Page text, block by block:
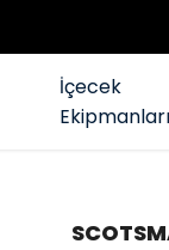
İçecek
Ekipmanları